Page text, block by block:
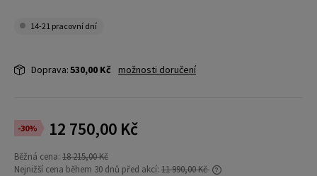
14-21 pracovní dní
Doprava:530,00 Kč možnosti doručení
-30% 12 750,00 Kč
Běžná cena: 18 215,00 Kč
Nejnižší cena během 30 dnů před akcí: 11 990,00 Kč